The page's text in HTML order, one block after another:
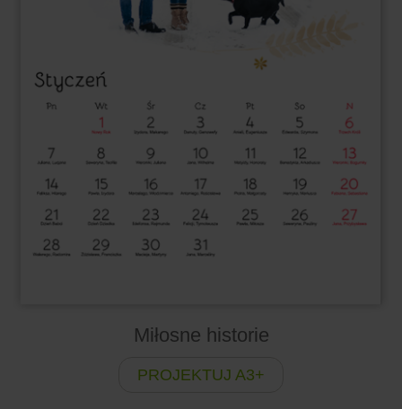
Miłosne historie
PROJEKTUJ A3+